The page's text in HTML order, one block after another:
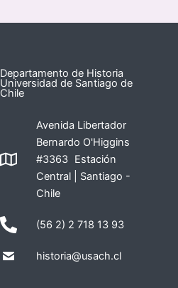
Departamento de Historia
Universidad de Santiago de
Chile
Avenida Libertador
Bernardo O'Higgins
#3363 Estación
Central | Santiago -
Chile
(56 2) 2 718 13 93
historia@usach.cl